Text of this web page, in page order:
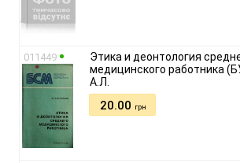
011449
Этика и деонтология
медицинского работника
А.Л.
20.00 грн